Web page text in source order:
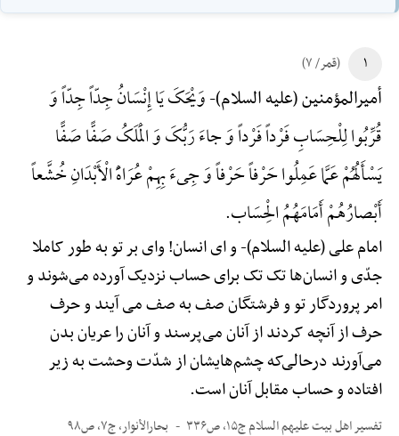
۱ (قمر/ ۷)
أمیرالمؤمنین (علیه السلام)-وَیْحَکَ یَا إِنْسَانُ جِدّاً جِدّاً وَ
قُرِّبُوا لِلْحِسَابِ فَرْداً فَرْداً وَ جاءَ رَبُّکَ وَ الْمَلَکُ صَفًّا صَفًّا
یَسْأَلُهُمْ عَمَّا عَمِلُوا حَرْفاً حَرْفاً وَ جِیءَ بِهِمْ عُرَاهًَْ الْأَبْدَانِ خُشَّعاً
أَبْصارُهُمْ أَمَامَهُمُ الْحِسَاب.
امام علی (علیه السلام)-و ای انسان! وای بر تو به طور کاملا
جدّی و انسان‌ها تک تک برای حساب نزدیک آورده می‌شوند و
امر پروردگار تو و فرشتگان صف به صف می آیند و حرف
حرف از آنچه کردند از آنان می‌پرسند و آنان را عریان بدن
می‌آورند درحالی‌که چشم‌هایشان از شدّت وحشت به زیر
افتاده و حساب مقابل آنان است.
تفسیر اهل بیت علیهم السلام ج۱۵، ص۳۳۶ بحارالأنوار، ج۷، ص۹۸